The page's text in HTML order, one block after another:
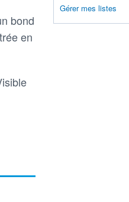
bond
en
Gérer mes listes